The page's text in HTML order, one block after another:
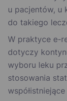
u pacjentów, u
do takiego
W praktyce e-
dotyczy
wyboru leku
stosowania